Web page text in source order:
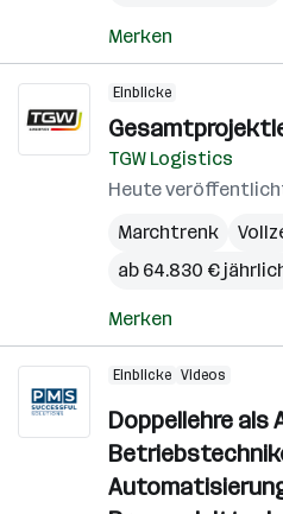
Merken
Einblicke
TGW Logistics
Heute
Marchtrenk
ab 64.830 €
Merken
Einblicke Videos
Doppellehre als